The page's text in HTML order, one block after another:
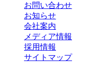
お問い合わせ
お知らせ
会社案内
メディア情報
採用情報
サイトマップ